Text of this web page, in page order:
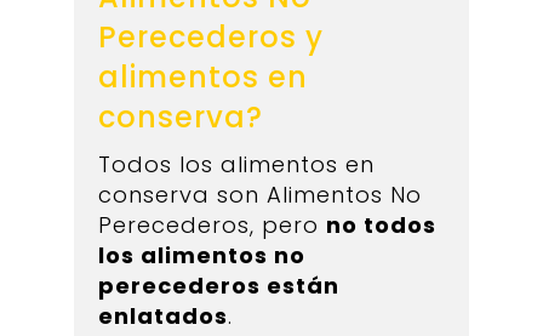
Perecederos y
alimentos en
conserva?
Todos los alimentos en
conserva son Alimentos No
Perecederos, pero no todos
los alimentos no
perecederos están
enlatados.